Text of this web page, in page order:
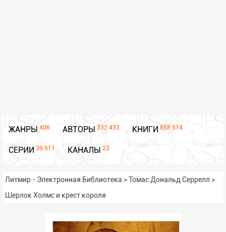
ЖАНРЫ 406 АВТОРЫ 332 433 КНИГИ 858 514
СЕРИИ 39 511 КАНАЛЫ 23
Литмир - Электронная Библиотека >Томас Дональд Серрелл >
Шерлок Холмс и крест короля